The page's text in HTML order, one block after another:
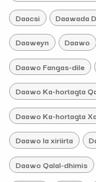
Daacsi Daawada
Daaweyn Daawo
Daawo Fangas-dile
Daawo Ka-hortagta
Daawo Ka-hortagta
Daawo la xiriirta
Daawo Qalal-dhimis